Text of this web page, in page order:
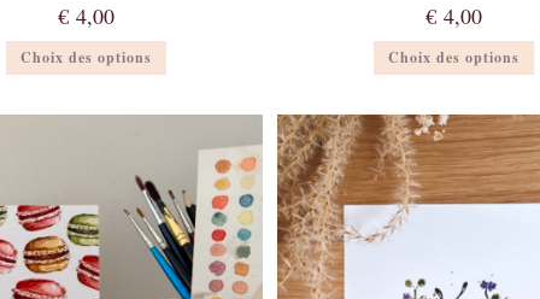
€4,00
Choix des options Ce
a
variations.
options
peuvent
choisies
sur
la
page
du
produit
€ 4,00
Choix des options Ce
a